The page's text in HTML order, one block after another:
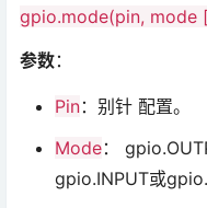
gpio.mode(pin, mode
参数：
Pin：别针 配置。
Mode：
gpio.INPUT或